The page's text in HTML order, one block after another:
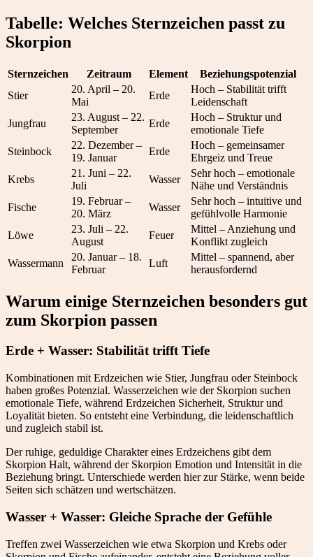
Tabelle: Welches Sternzeichen passt zu
Skorpion
Sternzeichen Zeitraum Element
Beziehungspotenzial
Stier
20. April – 20.
Mai
Erde
Hoch – Stabilität trifft
Leidenschaft
Jungfrau
23. August – 22.
September
Erde
Hoch – Struktur und
emotionale Tiefe
Steinbock
22. Dezember –
19. Januar
Erde
Hoch – gemeinsamer
Ehrgeiz und Treue
Krebs
21. Juni – 22.
Juli
Wasser
Sehr hoch – emotionale
Nähe und Verständnis
Fische
19. Februar –
20. März
Wasser
Sehr hoch – intuitive und
gefühlvolle Harmonie
Löwe
23. Juli – 22.
August
Feuer
Mittel – Anziehung und
Konflikt zugleich
Wassermann
20. Januar – 18.
Februar
Luft
Mittel – spannend, aber
herausfordernd
Warum einige Sternzeichen besonders gut
zum Skorpion passen
Erde + Wasser: Stabilität trifft Tiefe
Kombinationen mit Erdzeichen wie Stier, Jungfrau oder Steinbock
haben großes Potenzial. Wasserzeichen wie der Skorpion suchen
emotionale Tiefe, während Erdzeichen Sicherheit, Struktur und
Loyalität bieten. So entsteht eine Verbindung, die leidenschaftlich
und zugleich stabil ist.
Der ruhige, geduldige Charakter eines Erdzeichens gibt dem
Skorpion Halt, während der Skorpion Emotion und Intensität in die
Beziehung bringt. Unterschiede werden hier zur Stärke, wenn beide
Seiten sich schätzen und wertschätzen.
Wasser + Wasser: Gleiche Sprache der Gefühle
Treffen zwei Wasserzeichen wie etwa Skorpion und Krebs oder